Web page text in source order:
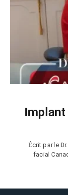
Écrit par le
facial